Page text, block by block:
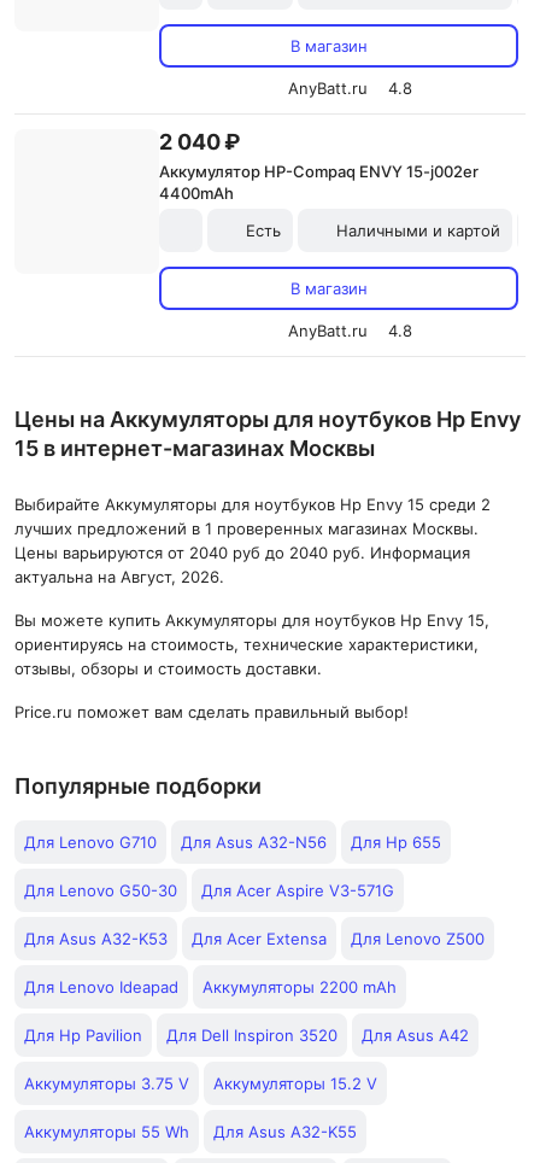
В магазин
AnyBatt.ru 4.8
2 040 ₽
Аккумулятор HP-Compaq ENVY 15-j002er
4400mAh
Есть
Наличными и картой
В магазин
AnyBatt.ru 4.8
Цены на Аккумуляторы для ноутбуков Hp Envy
15 в интернет-магазинах Москвы
Выбирайте Аккумуляторы для ноутбуков Hp Envy 15 среди 2
лучших предложений в 1 проверенных магазинах Москвы.
Цены варьируются от 2040 руб до 2040 руб. Информация
актуальна на Август, 2026.
Вы можете купить Аккумуляторы для ноутбуков Hp Envy 15,
ориентируясь на стоимость, технические характеристики,
отзывы, обзоры и стоимость доставки.
Price.ru поможет вам сделать правильный выбор!
Популярные подборки
Для Lenovo G710 Для Asus A32-N56 Для Hp 655
Для Lenovo G50-30 Для Acer Aspire V3-571G
Для Asus A32-K53 Для Acer Extensa Для Lenovo Z500
Для Lenovo Ideapad Аккумуляторы 2200 mAh
Для Hp Pavilion Для Dell Inspiron 3520 Для Asus A42
Аккумуляторы 3.75 V Аккумуляторы 15.2 V
Аккумуляторы 55 Wh Для Asus A32-K55